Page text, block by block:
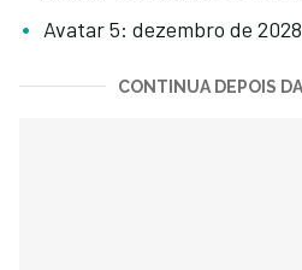
Avatar 5: dezembro de
CONTINUA DEPOIS